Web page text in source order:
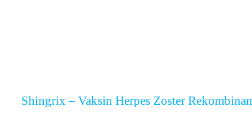
Shingrix – Vaksin Herpes Zoster Rekombinan